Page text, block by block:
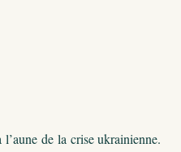
de la crise ukrainienne.